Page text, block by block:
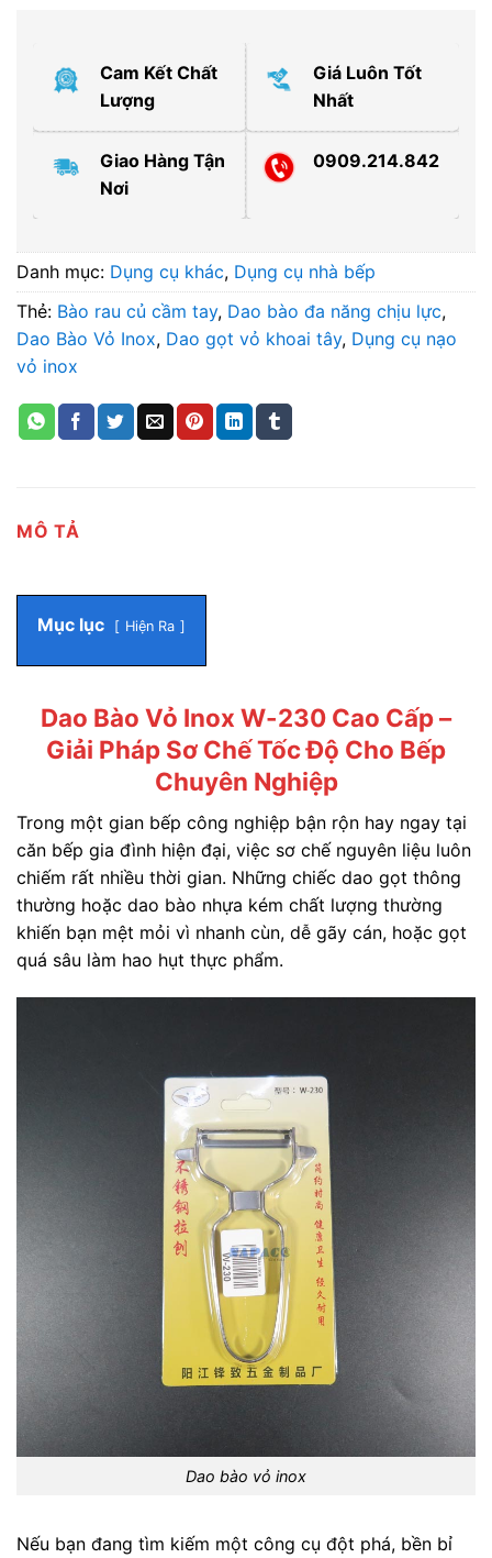
Cam Kết Chất
Lượng
Giá Luôn Tốt
Nhất
Giao Hàng Tận
Nơi
0909.214.842
Danh mục: Dụng cụ khác, Dụng cụ nhà bếp
Thẻ: Bào rau củ cầm tay, Dao bào đa năng chịu lực,
Dao Bào Vỏ Inox, Dao gọt vỏ khoai tây, Dụng cụ nạo
vỏ inox
MÔ TẢ
Mục lục Hiện Ra
Dao Bào Vỏ Inox W-230 Cao Cấp –
Giải Pháp Sơ Chế Tốc Độ Cho Bếp
Chuyên Nghiệp
Trong một gian bếp công nghiệp bận rộn hay ngay tại
căn bếp gia đình hiện đại, việc sơ chế nguyên liệu luôn
chiếm rất nhiều thời gian. Những chiếc dao gọt thông
thường hoặc dao bào nhựa kém chất lượng thường
khiến bạn mệt mỏi vì nhanh cùn, dễ gãy cán, hoặc gọt
quá sâu làm hao hụt thực phẩm.
Dao bào vỏ inox
Nếu bạn đang tìm kiếm một công cụ đột phá, bền bỉ